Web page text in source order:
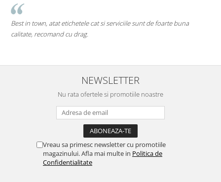
Best in town, atat etichetele cat si serviciile sunt de foarte buna
calitate, recomand cu drag.
NEWSLETTER
Nu rata ofertele si promotiile noastre
Vreau sa primesc newsletter cu promotiile
magazinului. Afla mai multe in Politica de
Confidentialitate